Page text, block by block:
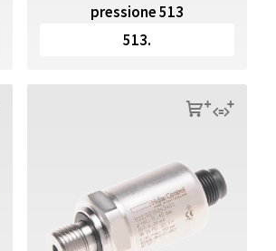
pressione 513
513.
sq